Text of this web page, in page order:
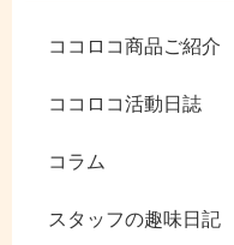
ココロコ商品ご紹介
ココロコ活動日誌
コラム
スタッフの趣味日記